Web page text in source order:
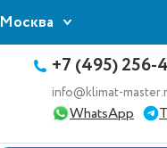
Москва
+7 (495) 256-
info@klimat-
WhatsApp